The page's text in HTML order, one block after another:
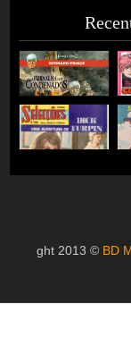
ght 2013 © BD